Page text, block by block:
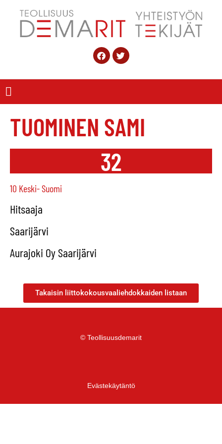
TUOMINEN SAMI
32
10 Keski- Suomi
Hitsaaja
Saarijärvi
Aurajoki Oy Saarijärvi
Takaisin liittokokousvaaliehdokkaiden listaan
© Teollisuusdemarit
Evästekäytäntö